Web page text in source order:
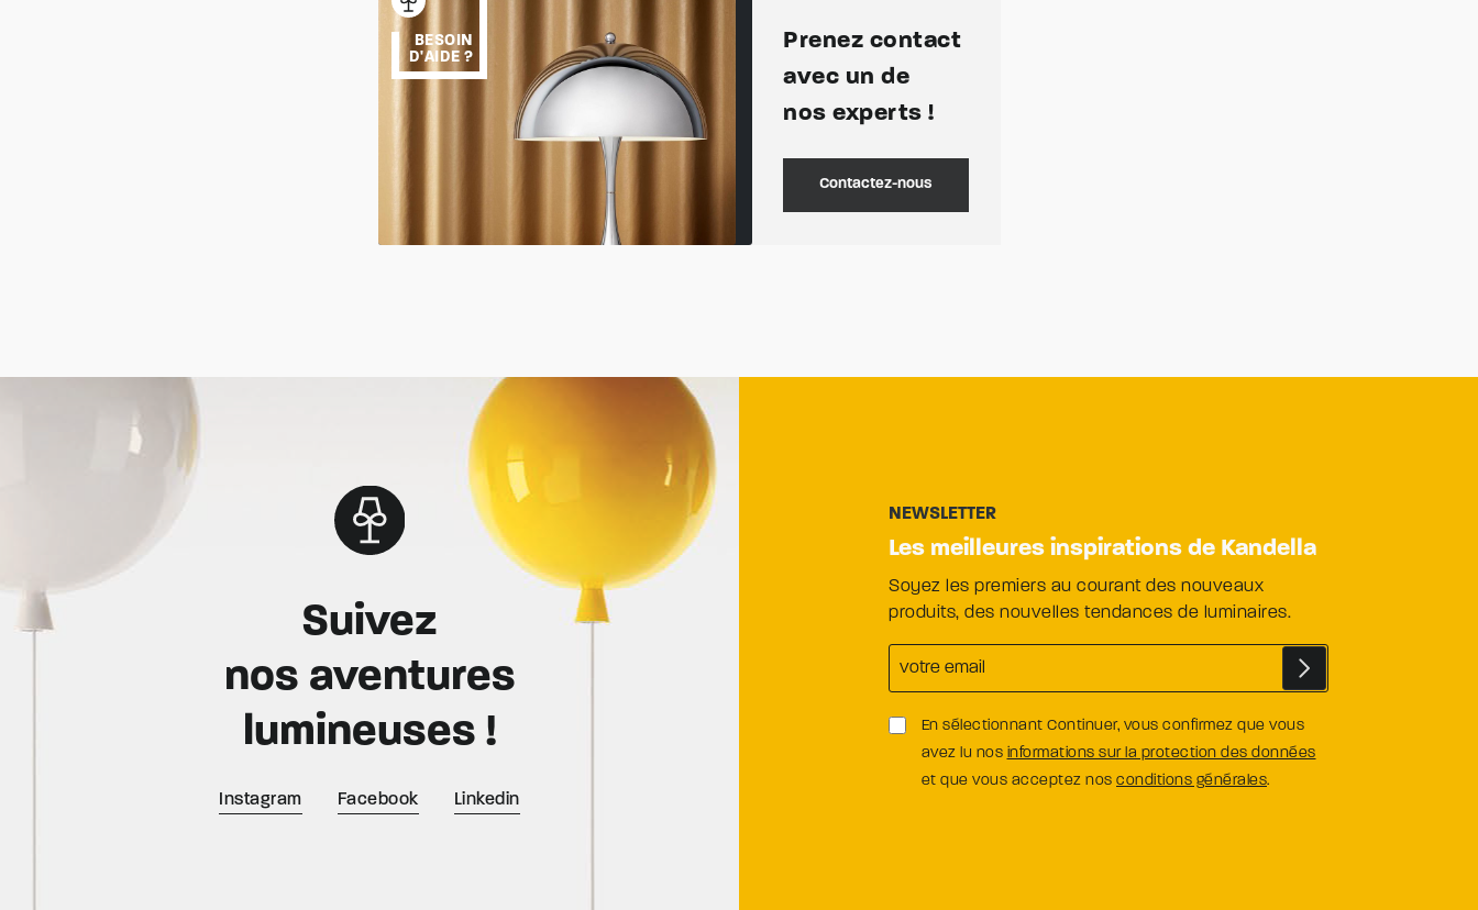
BESOIN
D'AIDE ?
Prenez contact
avec un de
nos experts !
Contactez-nous
Suivez
nos aventures
lumineuses !
Instagram Facebook Linkedin
NEWSLETTER
Les meilleures inspirations de Kandella
Soyez les premiers au courant des nouveaux
produits, des nouvelles tendances de luminaires.
En sélectionnant Continuer, vous confirmez que vous
avez lu nos informations sur la protection des données
et que vous acceptez nos conditions générales.